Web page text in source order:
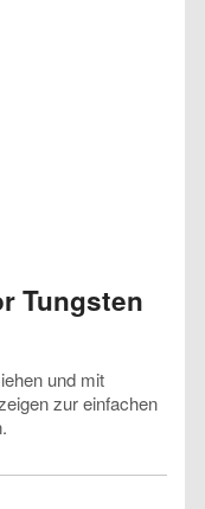
Tungsten
und mit
zur einfachen